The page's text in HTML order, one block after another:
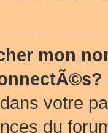
mon
votre
du